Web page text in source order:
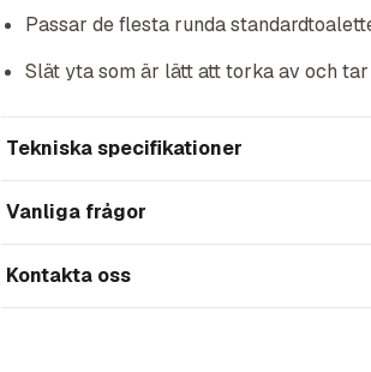
Passar de flesta runda
Slät yta som är lätt att torka av och
Tekniska specifikationer
Vanliga frågor
Kontakta oss